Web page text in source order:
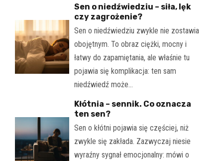
Sen o niedźwiedziu – siła, lęk
czy zagrożenie?
Sen o niedźwiedziu zwykle nie zostawia
obojętnym. To obraz ciężki, mocny i
łatwy do zapamiętania, ale właśnie tu
pojawia się komplikacja: ten sam
niedźwiedź może…
Kłótnia – sennik. Co oznacza
ten sen?
Sen o kłótni pojawia się częściej, niż
zwykle się zakłada. Zazwyczaj niesie
wyraźny sygnał emocjonalny: mówi o